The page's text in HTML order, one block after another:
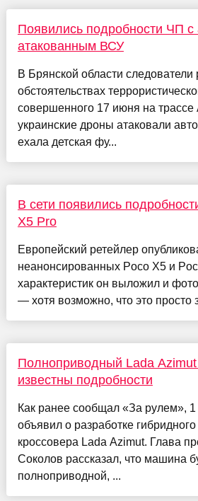
Появились подробности ЧП с
атакованным ВСУ
В Брянской области следователи
обстоятельствах
совершенного 17 июня на
украинские дроны атаковали
ехала детская фу...
В сети появились
X5 Pro
Европейский ретейлер
неанонсированных Poco X5 и
характеристик он выложил и
— хотя возможно, что это просто
Полноприводный Lada
известны подробности
Как ранее сообщал «За рулем»,
объявил о разработке
кроссовера Lada Azimut. Глава
Соколов рассказал, что машина
полноприводной, ...